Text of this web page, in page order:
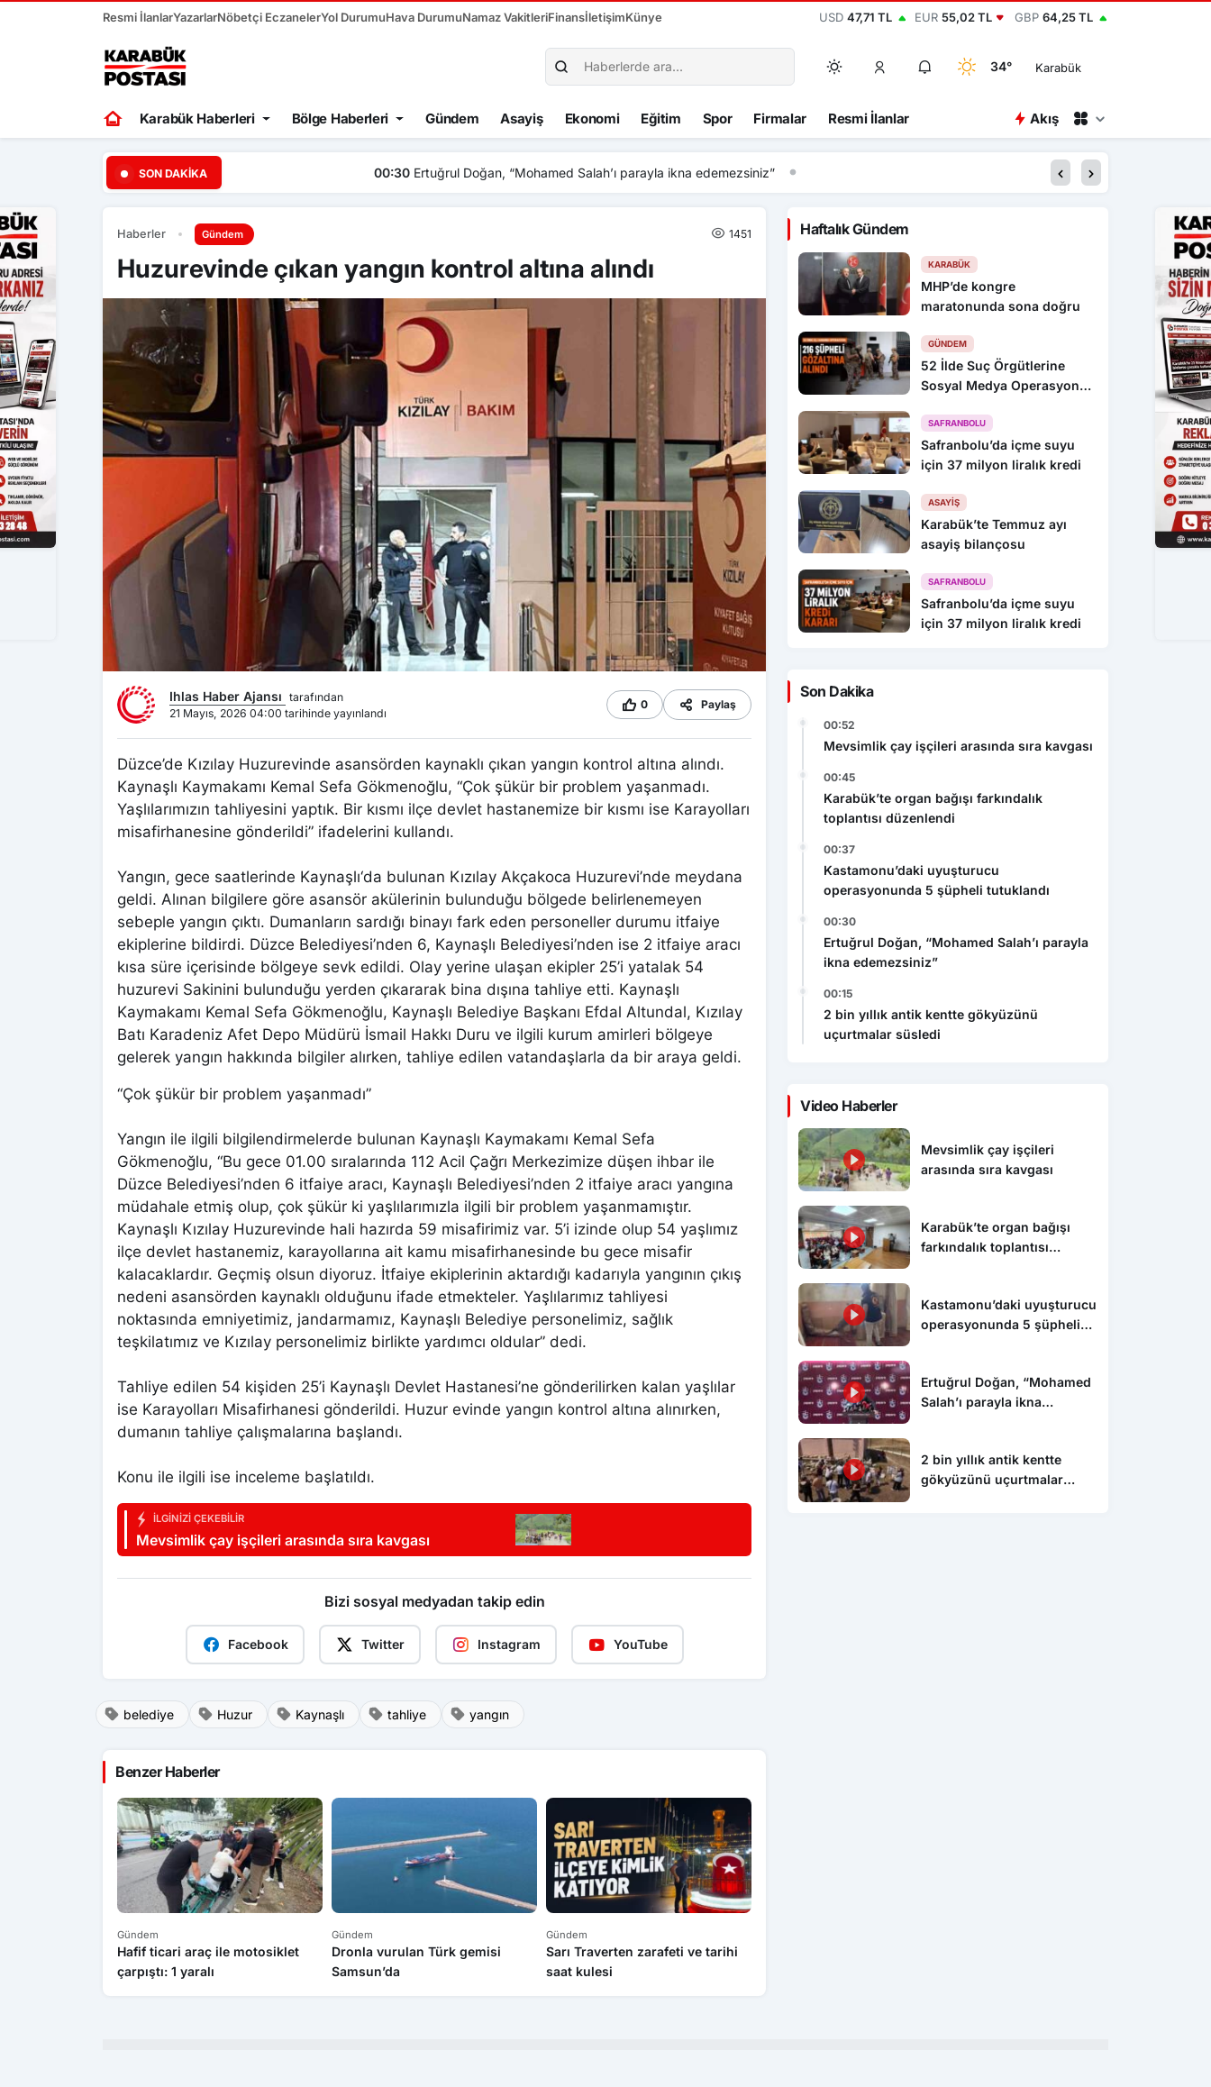
Resmi İlanlarYazarlarNöbetçi EczanelerYol DurumuHava DurumuNamaz VakitleriFinansİletişimKünye USD 47,71 TL EUR 55,02 TL GBP 64,25 TL
34° Karabük
Karabük Haberleri Bölge Haberleri Gündem Asayiş Ekonomi Eğitim Spor Firmalar Resmi İlanlar Akış
SON DAKIKA Ertuğrul Doğan, “Mohamed Salah’ı parayla ikna edemezsiniz” 00:15 2 bin yıllık antik
Haberler Gündem 1451
Huzurevinde çıkan yangın kontrol altına alındı
Ihlas Haber Ajansı tarafından
21 Mayıs, 2026 04:00 tarihinde yayınlandı
0 Paylaş
Düzce’de Kızılay Huzurevinde asansörden kaynaklı çıkan yangın kontrol altına alındı.
Kaynaşlı Kaymakamı Kemal Sefa Gökmenoğlu, “Çok şükür bir problem yaşanmadı.
Yaşlılarımızın tahliyesini yaptık. Bir kısmı ilçe devlet hastanemize bir kısmı ise Karayolları
misafirhanesine gönderildi” ifadelerini kullandı.
Yangın, gece saatlerinde Kaynaşlı‘da bulunan Kızılay Akçakoca Huzurevi’nde meydana
geldi. Alınan bilgilere göre asansör akülerinin bulunduğu bölgede belirlenemeyen
sebeple yangın çıktı. Dumanların sardığı binayı fark eden personeller durumu itfaiye
ekiplerine bildirdi. Düzce Belediyesi’nden 6, Kaynaşlı Belediyesi’nden ise 2 itfaiye aracı
kısa süre içerisinde bölgeye sevk edildi. Olay yerine ulaşan ekipler 25’i yatalak 54
huzurevi Sakinini bulunduğu yerden çıkararak bina dışına tahliye etti. Kaynaşlı
Kaymakamı Kemal Sefa Gökmenoğlu, Kaynaşlı Belediye Başkanı Efdal Altundal, Kızılay
Batı Karadeniz Afet Depo Müdürü İsmail Hakkı Duru ve ilgili kurum amirleri bölgeye
gelerek yangın hakkında bilgiler alırken, tahliye edilen vatandaşlarla da bir araya geldi.
“Çok şükür bir problem yaşanmadı”
Yangın ile ilgili bilgilendirmelerde bulunan Kaynaşlı Kaymakamı Kemal Sefa
Gökmenoğlu, “Bu gece 01.00 sıralarında 112 Acil Çağrı Merkezimize düşen ihbar ile
Düzce Belediyesi’nden 6 itfaiye aracı, Kaynaşlı Belediyesi’nden 2 itfaiye aracı yangına
müdahale etmiş olup, çok şükür ki yaşlılarımızla ilgili bir problem yaşanmamıştır.
Kaynaşlı Kızılay Huzurevinde hali hazırda 59 misafirimiz var. 5’i izinde olup 54 yaşlımız
ilçe devlet hastanemiz, karayollarına ait kamu misafirhanesinde bu gece misafir
kalacaklardır. Geçmiş olsun diyoruz. İtfaiye ekiplerinin aktardığı kadarıyla yangının çıkış
nedeni asansörden kaynaklı olduğunu ifade etmekteler. Yaşlılarımız tahliyesi
noktasında emniyetimiz, jandarmamız, Kaynaşlı Belediye personelimiz, sağlık
teşkilatımız ve Kızılay personelimiz birlikte yardımcı oldular” dedi.
Tahliye edilen 54 kişiden 25’i Kaynaşlı Devlet Hastanesi’ne gönderilirken kalan yaşlılar
ise Karayolları Misafirhanesi gönderildi. Huzur evinde yangın kontrol altına alınırken,
dumanın tahliye çalışmalarına başlandı.
Konu ile ilgili ise inceleme başlatıldı.
İLGINIZI ÇEKEBILIR
Mevsimlik çay işçileri arasında sıra kavgası
Bizi sosyal medyadan takip edin
Facebook Twitter Instagram YouTube
belediye Huzur Kaynaşlı tahliye yangın
Benzer Haberler
Gündem
Hafif ticari araç ile motosiklet
çarpıştı: 1 yaralı
Gündem
Dronla vurulan Türk gemisi
Samsun’da
Gündem
Sarı Traverten zarafeti ve tarihi
saat kulesi
Haftalık Gündem
KARABÜK
MHP’de kongre
maratonunda sona doğru
GÜNDEM
52 İlde Suç Örgütlerine
Sosyal Medya Operasyonu:
SAFRANBOLU
Safranbolu’da içme suyu
için 37 milyon liralık kredi
ASAYIŞ
Karabük’te Temmuz ayı
asayiş bilançosu
SAFRANBOLU
Safranbolu’da içme suyu
için 37 milyon liralık kredi
Son Dakika
00:52
Mevsimlik çay işçileri arasında sıra kavgası
00:45
Karabük’te organ bağışı farkındalık
toplantısı düzenlendi
00:37
Kastamonu’daki uyuşturucu
operasyonunda 5 şüpheli tutuklandı
00:30
Ertuğrul Doğan, “Mohamed Salah’ı parayla
ikna edemezsiniz”
00:15
2 bin yıllık antik kentte gökyüzünü
uçurtmalar süsledi
Video Haberler
Mevsimlik çay işçileri
arasında sıra kavgası
Karabük’te organ bağışı
farkındalık toplantısı
Kastamonu’daki uyuşturucu
operasyonunda 5 şüpheli
Ertuğrul Doğan, “Mohamed
Salah’ı parayla ikna
2 bin yıllık antik kentte
gökyüzünü uçurtmalar